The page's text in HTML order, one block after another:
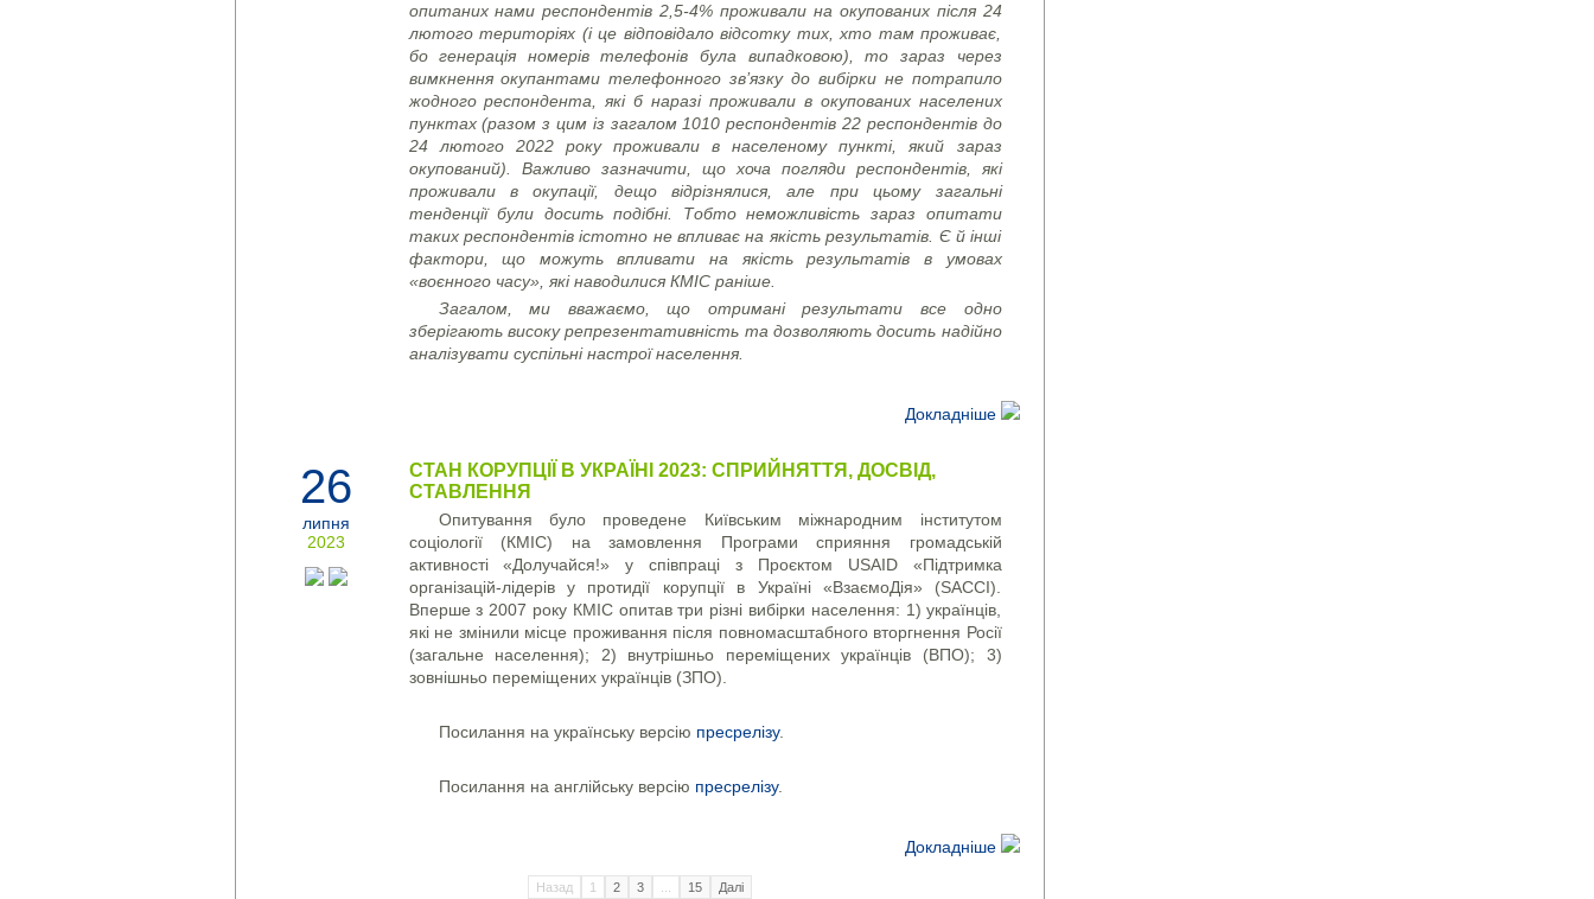
опитаних нами респондентів 2,5-4% проживали на окупованих після 24
лютого територіях (і це відповідало відсотку тих, хто там проживає,
бо генерація номерів телефонів була випадковою), то зараз через
вимкнення окупантами телефонного зв’язку до вибірки не потрапило
жодного респондента, які б наразі проживали в окупованих населених
пунктах(разом з цим із загалом 1010 респондентів 22 респондентів до
24 лютого 2022 року проживали в населеному пункті, який зараз
окупований) . Важливо зазначити, що хоча погляди респондентів, які
проживали в окупації, дещо відрізнялися, але при цьому загальні
тенденції були досить подібні. Тобто неможливість зараз опитати
таких респондентів істотно не впливає на якість результатів. Є й інші
фактори, що можуть впливати на якість результатів в умовах
«воєнного часу», які наводилися КМІС раніше.
Загалом, ми вважаємо, що отримані результати все одно
зберігають високу репрезентативність та дозволяють досить надійно
аналізувати суспільні настрої населення.
Докладніше
26
липня
2023
СТАН КОРУПЦІЇ В УКРАЇНІ 2023: СПРИЙНЯТТЯ, ДОСВІД,
СТАВЛЕННЯ
Опитування було проведене Київським міжнародним інститутом
соціології (КМІС) на замовлення Програми сприяння громадській
активності «Долучайся!» у співпраці з Проєктом USAID «Підтримка
організацій-лідерів у протидії корупції в Україні «ВзаємоДія» (SACCI).
Вперше з 2007 року КМІС опитав три різні вибірки населення: 1) українців,
які не змінили місце проживання після повномасштабного вторгнення Росії
(загальне населення); 2) внутрішньо переміщених українців (ВПО); 3)
зовнішньо переміщених українців (ЗПО).
Посилання на українську версію пресрелізу.
Посилання на англійську версію пресрелізу.
Докладніше
Назад 1 2 3 15 Далі